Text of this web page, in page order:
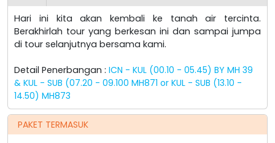
Hari ini kita akan kembali ke tanah air tercinta.
Berakhirlah tour yang berkesan ini dan sampai jumpa
di tour selanjutnya bersama kami.
Detail Penerbangan : ICN - KUL (00.10 - 05.45) BY MH 39
& KUL - SUB (07.20 - 09.100 MH871 or KUL - SUB (13.10 -
14.50) MH873
PAKET TERMASUK